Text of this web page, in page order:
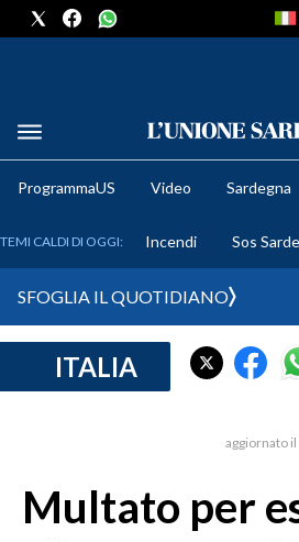
METEO
CRONACA SARDEGNA
MEDIO CAMPIDANO
ProgrammaUS Video Sardegna
TEMI CALDI DI OGGI: Incendi Sos
SFOGLIA IL QUOTIDIANO
ITALIA
aggiornato
Multato per